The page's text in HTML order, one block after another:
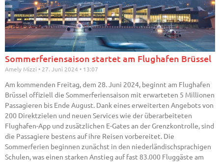
Sommerferiensaison startet am Flughafen Brüssel
Amely Mizzi 27. Juni 2024 13:07
Am kommenden Freitag, dem 28. Juni 2024, beginnt am Flughafen
Brüssel offiziell die Sommerferiensaison mit erwarteten 5 Millionen
Passagieren bis Ende August. Dank eines erweiterten Angebots von
200 Direktzielen und neuen Services wie der überarbeiteten
Flughafen-App und zusätzlichen E-Gates an der Grenzkontrolle, sind
die Passagiere bestens auf ihre Reisen vorbereitet. Die
Sommerferien beginnen zunächst in den niederländischsprachigen
Schulen, was einen starken Anstieg auf fast 83.000 Fluggäste am